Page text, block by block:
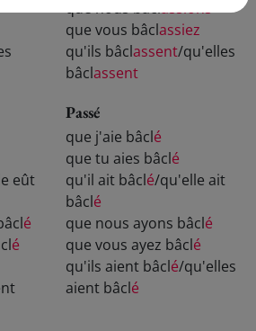
que nous bâclassions
que vous bâclassiez
qu'ils bâclassent/qu'elles
bâclassent
eût
é
é
Passé
que j'aie bâclé
que tu aies bâclé
qu'il ait bâclé/qu'elle ait
bâclé
que nous ayons bâclé
que vous ayez bâclé
qu'ils aient bâclé/qu'elles
aient bâclé